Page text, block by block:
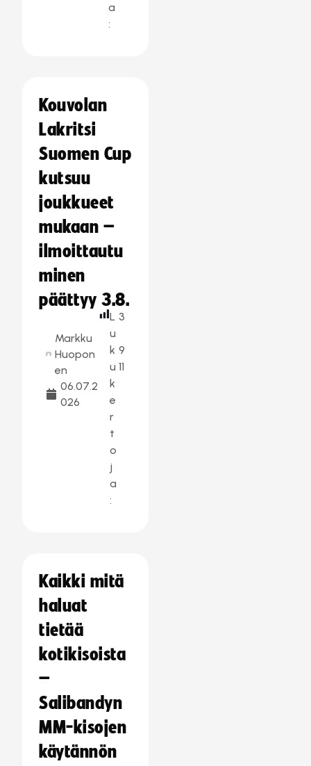
a
:
Kouvolan
Lakritsi
Suomen Cup
kutsuu
joukkueet
mukaan –
ilmoittautu
minen
päättyy 3.8.
Markku
Huopon
en
06.07.2
026
L
u
k
u
k
e
r
t
o
j
a
:
3
9
11
Kaikki mitä
haluat
tietää
kotikisoista
–
Salibandyn
MM-kisojen
käytännön